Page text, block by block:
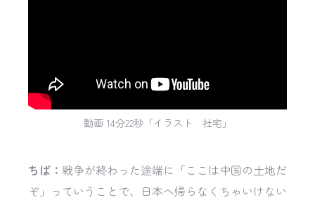
動画 14分22秒「イラスト 社宅」
ちば： 戦争が終わった途端に「ここは中国の土地だ
ぞ」っていうことで、日本へ帰らなくちゃいけない